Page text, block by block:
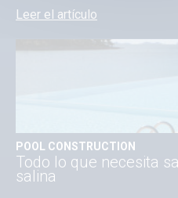
Leer el artículo
POOL CONSTRUCTION
Todo lo que necesita
salina